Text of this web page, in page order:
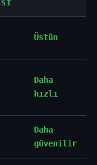
Üstün
Daha
hızlı
Daha
güvenilir